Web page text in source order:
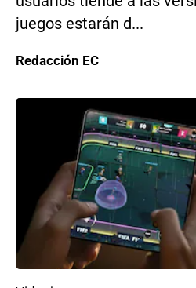
juegos estarán d...
Redacción EC